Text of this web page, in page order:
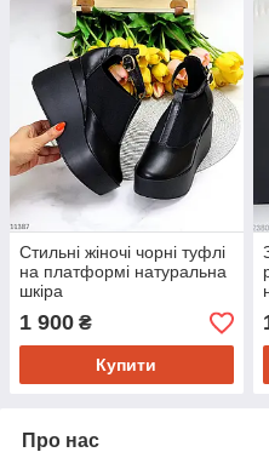
Стильні жіночі чорні туфлі
на платформі натуральна
шкіра
1 900 ₴
Купити
Про нас